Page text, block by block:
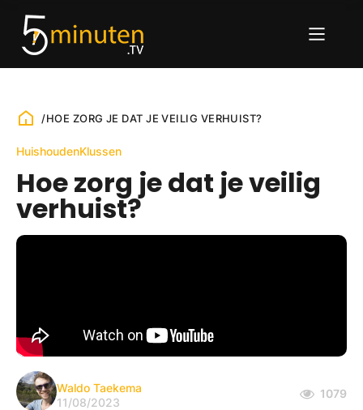
/HOE ZORG JE DAT JE VEILIG VERHUIST?
HuishoudenKlussen
Hoe zorg je dat je veilig
verhuist?
Waldo Taekema
11/08/2023
1079